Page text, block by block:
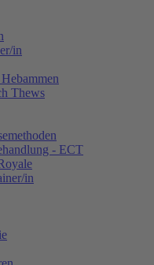
in
Thews
- ECT
in